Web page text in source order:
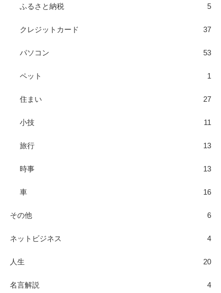
ふるさと納税 5
クレジットカード 37
パソコン 53
ペット 1
住まい 27
小技 11
旅行 13
時事 13
車 16
その他 6
ネットビジネス 4
人生 20
名言解説 4